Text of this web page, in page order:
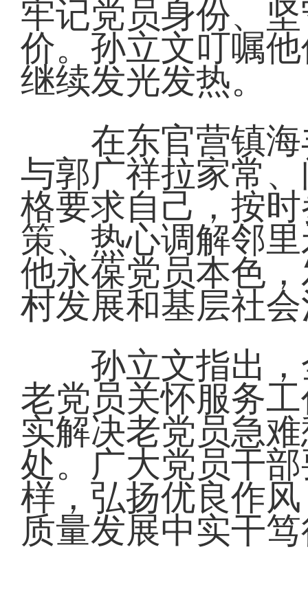
牢记党员身份、
价。孙立文叮嘱
继续发光发热。
在东官营镇海
与郭广祥拉家常
格要求自己，按
策、热心调解邻
他永葆党员本色
村发展和基层社
孙立文指出，
老党员关怀服务
实解决老党员急
处。广大党员干
样，弘扬优良作
质量发展中实干